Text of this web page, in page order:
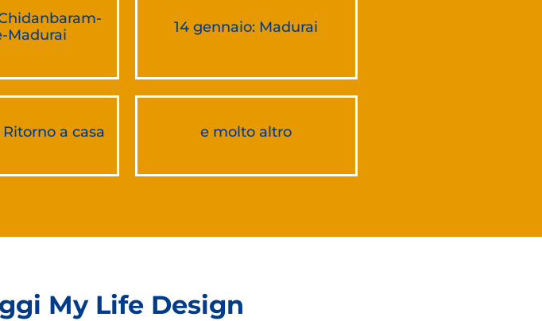
Madurai
14 gennaio: Madurai
a casa e molto altro
My Life Design